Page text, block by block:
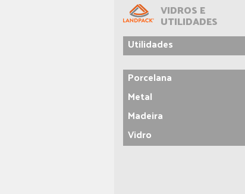
VIDROS E
UTILIDADES
Utilidades
Porcelana
Metal
Madeira
Vidro